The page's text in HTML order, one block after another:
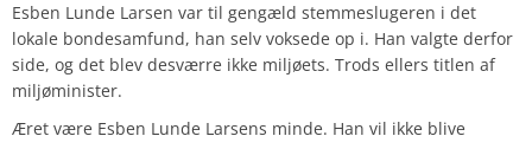
Esben Lunde Larsen var til gengæld stemmeslugeren i det
lokale bondesamfund, han selv voksede op i. Han valgte derfor
side, og det blev desværre ikke miljøets. Trods ellers titlen af
miljøminister.
Æret være Esben Lunde Larsens minde. Han vil ikke blive